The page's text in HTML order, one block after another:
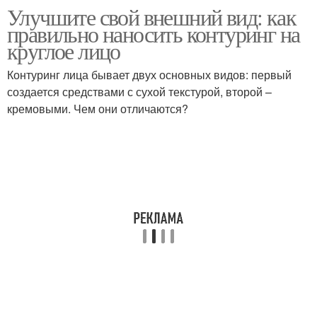
Контуринг на круглое
лицо
Контуринг для овала
Контуринг для круга Контуринг для квадрата
Улучшите свой внешний вид: как
правильно наносить контуринг на
круглое лицо
Контуринг лица бывает двух основных видов: первый
создается средствами с сухой текстурой, второй –
кремовыми. Чем они отличаются?